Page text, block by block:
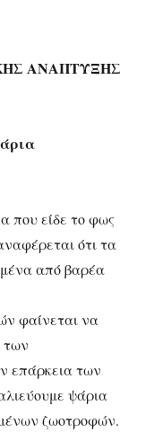
ΑΝΑΠΤΥΞΗΣ
που είδε το φως
ότι τα
από βαρέα
φαίνεται να
των
επάρκεια των
ψάρια
ζωοτροφών.